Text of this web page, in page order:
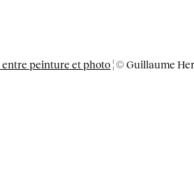
entre peinture et photo ¦ © Guillaume